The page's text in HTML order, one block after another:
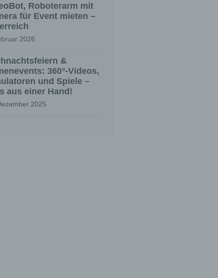
Roboterarm mit
für Event mieten –
2026
&
360°-Videos,
und Spiele –
aus einer Hand!
2025